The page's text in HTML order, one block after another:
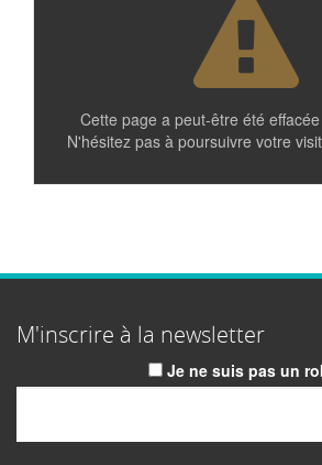
Cette page a peut-être été
N'hésitez pas à poursuivre votre
M'inscrire à la newsletter
Je ne suis pas un